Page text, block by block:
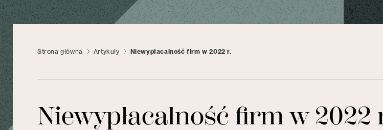
Strona główna Artykuły Niewypłacalność firm w 2022 r.
Niewypłacalność firm w 2022